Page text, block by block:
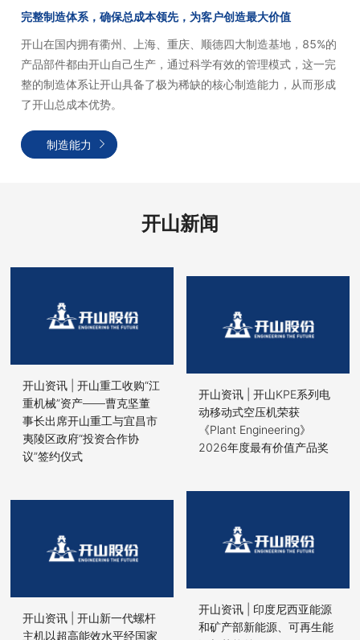
完整制造体系，确保总成本领先，为客户创造最大价值
开山在国内拥有衢州、上海、重庆、顺德四大制造基地，85%的
产品部件都由开山自己生产，通过科学有效的管理模式，这一完
整的制造体系让开山具备了极为稀缺的核心制造能力，从而形成
了开山总成本优势。
制造能力
开山新闻
开山资讯 | 开山重工收购“江
重机械”资产——曹克坚董
事长出席开山重工与宜昌市
夷陵区政府“投资合作协
议”签约仪式
开山资讯 | 开山KPE系列电
动移动式空压机荣获
《Plant Engineering》
2026年度最有价值产品奖
开山资讯 | 开山新一代螺杆
主机以超高能效水平经国家
开山资讯 | 印度尼西亚能源
和矿产部新能源、可再生能